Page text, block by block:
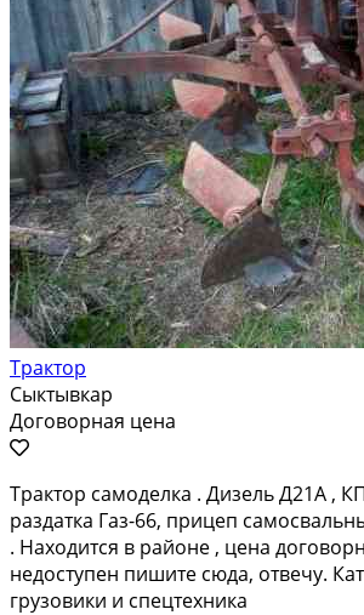
Трактор
Сыктывкар
Договорная цена
Трактор самоделка . Дизель Д21А ,
раздатка Газ-66, прицеп
. Находится в районе , цена
недоступен пишите сюда, отвечу.
грузовики и спецтехника